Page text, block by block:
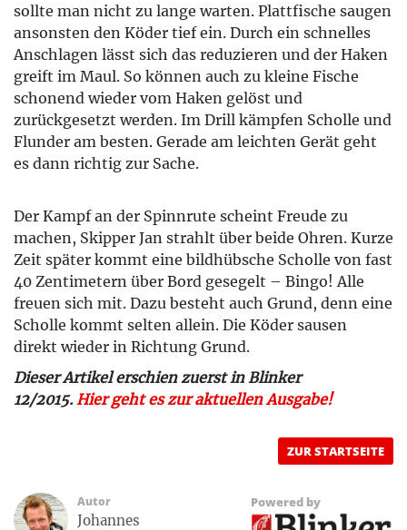
sollte man nicht zu lange warten. Plattfische saugen
ansonsten den Köder tief ein. Durch ein schnelles
Anschlagen lässt sich das reduzieren und der Haken
greift im Maul. So können auch zu kleine Fische
schonend wieder vom Haken gelöst und
zurückgesetzt werden. Im Drill kämpfen Scholle und
Flunder am besten. Gerade am leichten Gerät geht
es dann richtig zur Sache.
Der Kampf an der Spinnrute scheint Freude zu
machen, Skipper Jan strahlt über beide Ohren. Kurze
Zeit später kommt eine bildhübsche Scholle von fast
40 Zentimetern über Bord gesegelt – Bingo! Alle
freuen sich mit. Dazu besteht auch Grund, denn eine
Scholle kommt selten allein. Die Köder sausen
direkt wieder in Richtung Grund.
Dieser Artikel erschien zuerst in Blinker
12/2015. Hier geht es zur aktuellen Ausgabe!
ZUR STARTSEITE
Autor
Johannes
Powered by